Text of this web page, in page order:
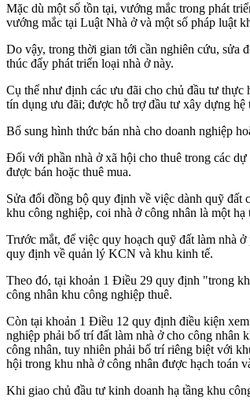
Mặc dù một số tồn tại, vướng mắc trong phát
vướng mắc tại Luật Nhà ở và một số pháp luật
Do vậy, trong thời gian tới cần nghiên cứu, sửa
thúc đẩy phát triển loại nhà ở này.
Cụ thể như định các ưu đãi cho chủ đầu tư thực
tín dụng ưu đãi; được hỗ trợ đầu tư xây dựng
Bổ sung hình thức bán nhà cho doanh nghiệp
Đối với phần nhà ở xã hội cho thuê trong các
được bán hoặc thuê mua.
Sửa đổi đồng bộ quy định về việc dành quỹ đất
khu công nghiệp, coi nhà ở công nhân là một
Trước mắt, để việc quy hoạch quỹ đất làm nhà
quy định về quản lý KCN và khu kinh tế.
Theo đó, tại khoản 1 Điều 29 quy định "trong
công nhân khu công nghiệp thuê.
Còn tại khoản 1 Điều 12 quy định điều kiện
nghiệp phải bố trí đất làm nhà ở cho công nhân
công nhân, tuy nhiên phải bố trí riêng biệt với
hội trong khu nhà ở công nhân được hạch toán
Khi giao chủ đầu tư kinh doanh hạ tầng khu